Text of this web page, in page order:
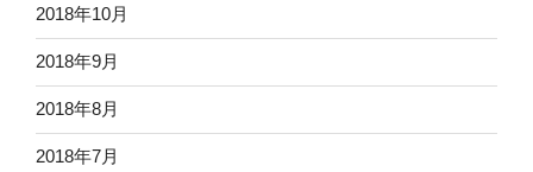
2018年10月
2018年9月
2018年8月
2018年7月